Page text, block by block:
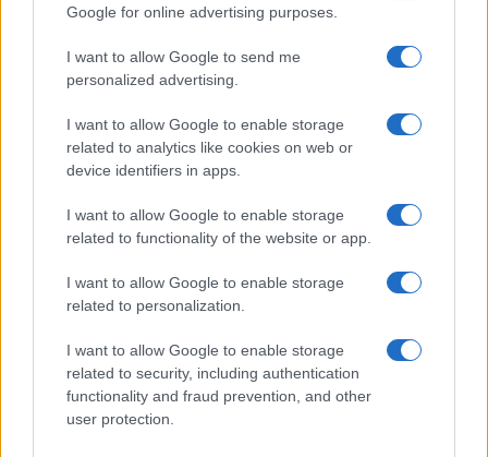
Google for online advertising purposes.
I want to allow Google to send me
personalized advertising.
I want to allow Google to enable storage
related to analytics like cookies on web or
device identifiers in apps.
I want to allow Google to enable storage
related to functionality of the website or app.
I want to allow Google to enable storage
related to personalization.
I want to allow Google to enable storage
related to security, including authentication
functionality and fraud prevention, and other
user protection.
Google News
Condividi l'articolo
F
ce
o
o
k
T
it
r
Pi
te
st
W
h
at
A
p
S
a
Articolo precedente
NOTIZIE RECENTI